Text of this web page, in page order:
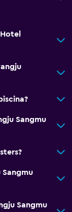
Sangmu
Sangmu
Sangmu